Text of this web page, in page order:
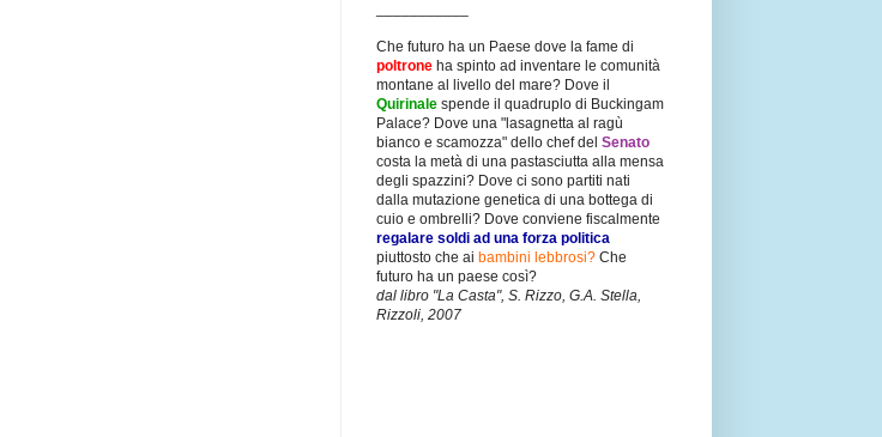
Che futuro ha un Paese dove la fame di
poltrone ha spinto ad inventare le comunità
montane al livello del mare? Dove il
Quirinale spende il quadruplo di Buckingam
Palace? Dove una "lasagnetta al ragù
bianco e scamozza" dello chef del Senato
costa la metà di una pastasciutta alla mensa
degli spazzini? Dove ci sono partiti nati
dalla mutazione genetica di una bottega di
cuio e ombrelli? Dove conviene fiscalmente
regalare soldi ad una forza politica
piuttosto che ai bambini lebbrosi? Che
futuro ha un paese così?
dal libro "La Casta", S. Rizzo, G.A. Stella,
Rizzoli, 2007